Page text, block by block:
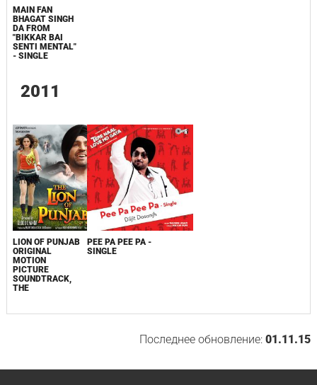
MAIN FAN
BHAGAT SINGH
DA FROM
"BIKKAR BAI
SENTI MENTAL"
- SINGLE
2011
LION OF PUNJAB
ORIGINAL
MOTION
PICTURE
SOUNDTRACK,
THE
PEE PA PEE PA -
SINGLE
Последнее обновление:01.11.15